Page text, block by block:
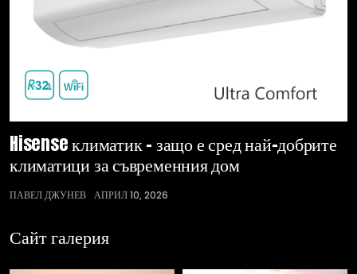
Hisense климатик – защо е сред най-добрите
климатици за съвременния дом
ПАВЕЛ ДЖУНЕВ АПРИЛ 10, 2026
Сайт галерия